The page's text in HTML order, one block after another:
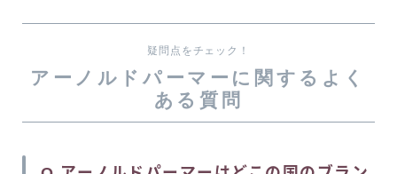
疑問点をチェック！
アーノルドパーマーに関するよく
ある質問